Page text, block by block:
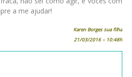
a me ajudar!
Karen Borges sua filha
21/03/2016 – 10:48h